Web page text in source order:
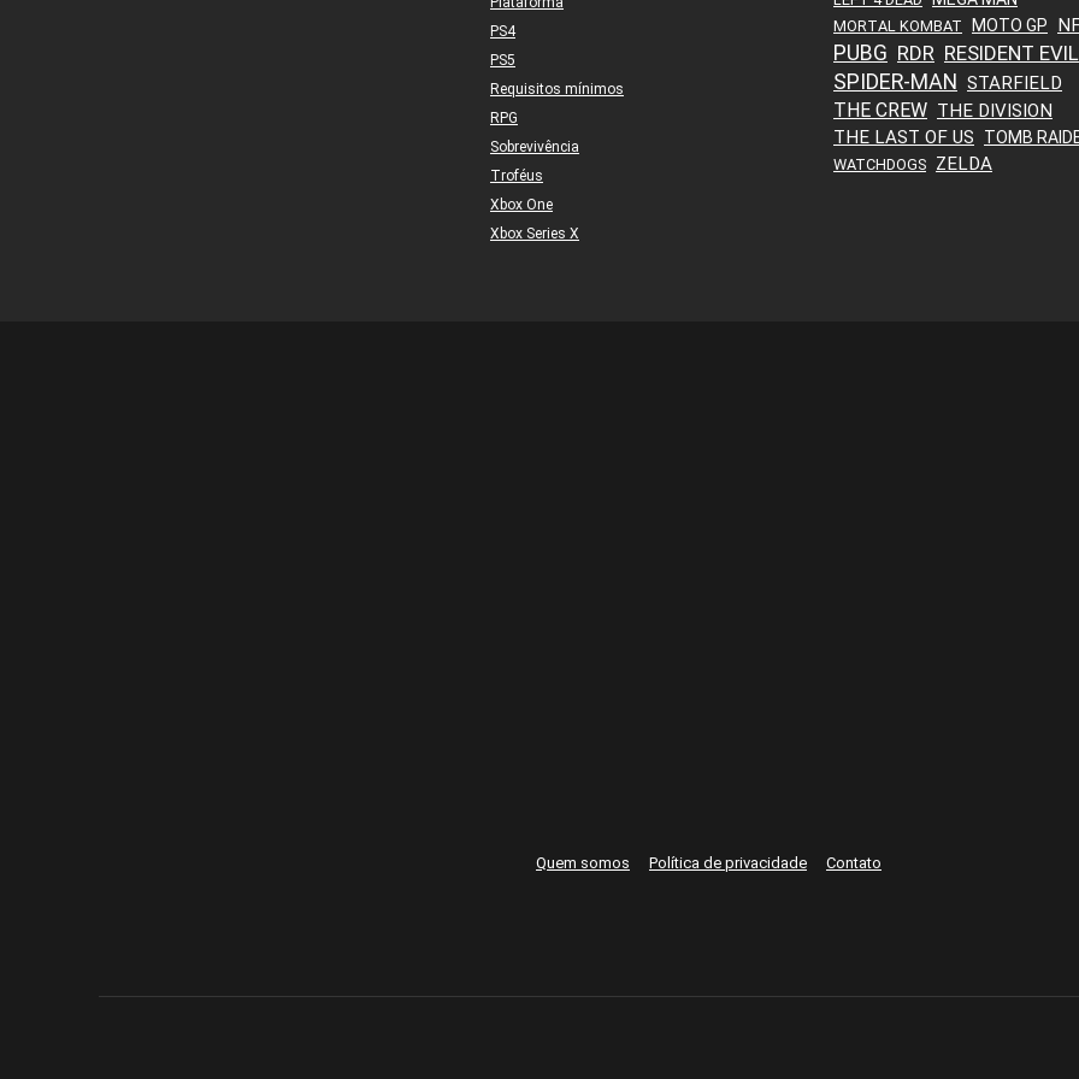
PS4
PS5
Requisitos mínimos
RPG
Sobrevivência
Troféus
Xbox One
Xbox Series X
MORTAL KOMBAT MOTO GP
PUBG RDR RESIDENT EVIL
SPIDER-MAN STARFIELD
THE CREW THE DIVISION
THE LAST OF US
TOMB
WATCHDOGS ZELDA
Quem somos Política de privacidade Contato